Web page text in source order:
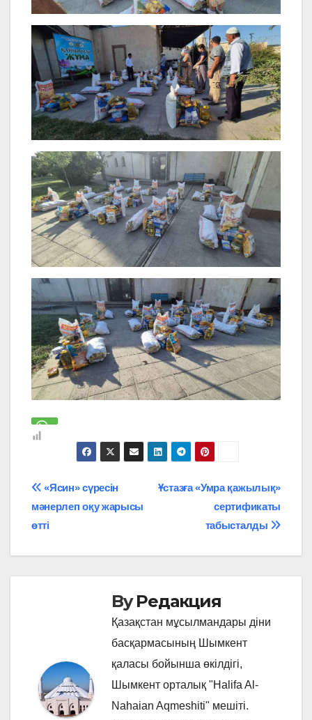
Навигация
по
записям
Ұстазға «Умра қажылық»
сертификаты
табысталды
«Ясин» сүресін
мәнерлеп оқу жарысы
өтті
ByРедакция
Қазақстан мұсылмандары діни
басқармасының Шымкент
қаласы бойынша өкілдігі,
Шымкент орталық "Halifa Al-
Nahaian Aqmeshiti" мешіті.